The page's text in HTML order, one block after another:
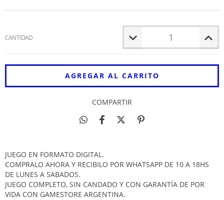
CANTIDAD
COMPARTIR
JUEGO EN FORMATO DIGITAL.
COMPRALO AHORA Y RECIBILO POR WHATSAPP DE 10 A 18HS
DE LUNES A SABADOS.
JUEGO COMPLETO, SIN CANDADO Y CON GARANTÍA DE POR
VIDA CON GAMESTORE ARGENTINA.